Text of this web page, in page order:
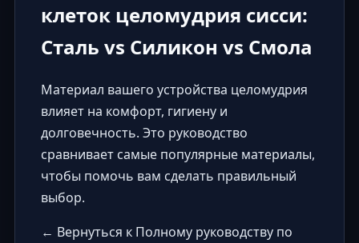
клеток целомудрия сисси:
Сталь vs Силикон vs Смола
Материал вашего устройства целомудрия
влияет на комфорт, гигиену и
долговечность. Это руководство
сравнивает самые популярные материалы,
чтобы помочь вам сделать правильный
выбор.
← Вернуться к Полному руководству по